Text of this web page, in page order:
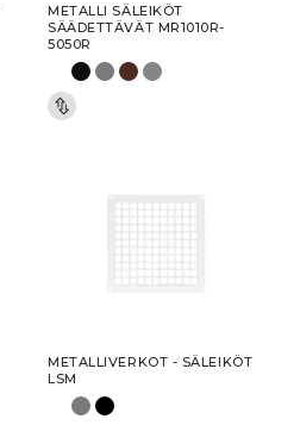
METALLI SÄLEIKÖT
SÄÄDETTÄVÄT MR1010R-
5050R
METALLIVERKOT - SÄLEIKÖT
LSM